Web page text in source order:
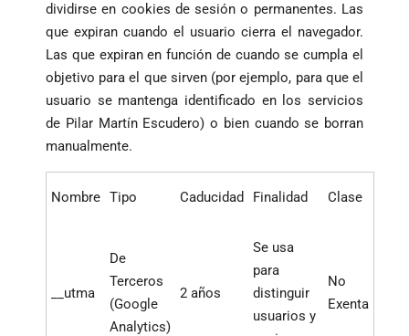
dividirse en cookies de sesión o permanentes. Las
que expiran cuando el usuario cierra el navegador.
Las que expiran en función de cuando se cumpla el
objetivo para el que sirven (por ejemplo, para que el
usuario se mantenga identificado en los servicios
de Pilar Martín Escudero) o bien cuando se borran
manualmente.
Nombre Tipo Caducidad Finalidad Clase
__utma
De
Terceros
(Google
Analytics)
2 años
Se usa
para
distinguir
usuarios y
No
Exenta